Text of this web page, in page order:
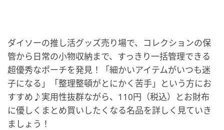
ダイソーの推し活グッズ売り場で、コレクションの保
管から日常の小物収納まで、すっきり一括管理できる
超優秀なポーチを発見！「細かいアイテムがいつも迷
子になる」「整理整頓がとにかく苦手」という方にお
すすめ♪実用性抜群ながら、110円（税込）とお財布
に優しくまとめ買いしたくなる名品を詳しく見ていき
ましょう！